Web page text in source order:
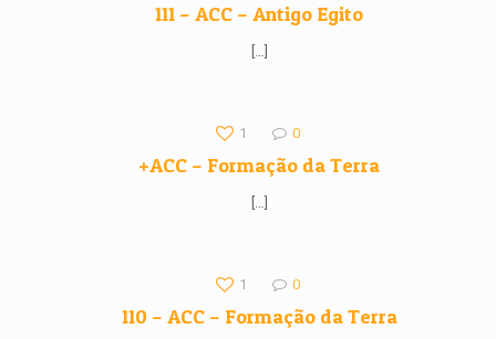
111 – ACC – Antigo Egito
[…]
1 0
+ACC – Formação da Terra
[…]
1 0
110 – ACC – Formação da Terra